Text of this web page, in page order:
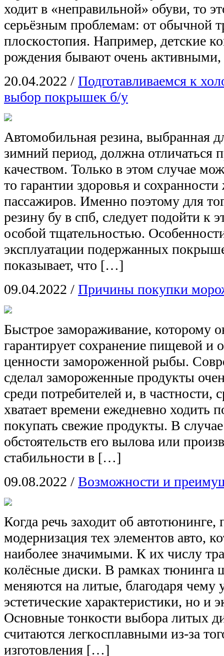
ходит в «неправильной» обуви, то
серьёзным проблемам: от обычной
плоскостопия. Например, детские
рождения бывают очень
20.04.2022 / Подготавливаемся к
выбор покрышек б/у
Автомобильная резина, выбранная
зимний период, должна отличаться
качеством. Только в этом случае
то гарантии здоровья и
пассажиров. Именно поэтому для
резину бу в спб, следует подойти к
особой тщательностью.
эксплуатации подержанных
показывает, что […]
09.04.2022 / Причины покупки
Быстрое замораживание, которому
гарантирует сохранение пищевой и
ценности замороженной рыбы.
сделал замороженные продукты
среди потребителей и, в частности,
хватает времени ежедневно ходить
покупать свежие продукты. В
обстоятельств его вылова или
стабильности в […]
09.08.2022 / Возможности и
Когда речь заходит об автотюнинге,
модернизация тех элементов авто,
наиболее значимыми. К их числу
колёсные диски. В рамках тюнинга
меняются на литые, благодаря чему
эстетические характеристики, но и
Основные тонкости выбора литых
считаются легкосплавными из-за
изготовления […]